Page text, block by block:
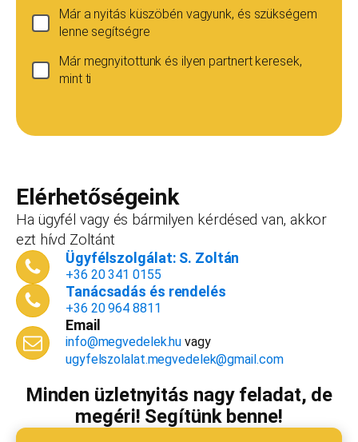
Már a nyitás küszöbén vagyunk, és szükségem
lenne segítségre
Már megnyitottunk és ilyen partnert keresek,
mint ti
vállalkozást, ezt az összeget le tudjuk vonni a
dokumentációk, engedélyek árából így végül
is, ha nyitsz valamit, a konzultáció díjmentes.
Telefonszám
Email cím*
Megjegyzés*
Elérhetőségeink
Ha ügyfél vagy és bármilyen kérdésed van, akkor
ezt hívd Zoltánt
Ügyfélszolgálat: S. Zoltán
+36 20 341 0155
Tanácsadás és rendelés
+36 20 964 8811
Email
info@megvedelek.hu vagy
ugyfelszolalat.megvedelek@gmail.com
Minden üzletnyitás nagy feladat, de
megéri! Segítünk benne!